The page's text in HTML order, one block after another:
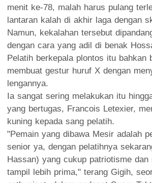
menit ke-78, malah harus pulang
lantaran kalah di akhir laga dengan
Namun, kekalahan tersebut
dengan cara yang adil di benak
Pelatih berkepala plontos itu bahkan
membuat gestur huruf X dengan
lengannya.
Ia sangat sering melakukan itu
yang bertugas, Francois Letexier,
kuning kepada sang pelatih.
"Pemain yang dibawa Mesir adalah
senior ya, dengan pelatihnya
Hassan) yang cukup patriotisme dan
tampil lebih prima," terang Gigih,